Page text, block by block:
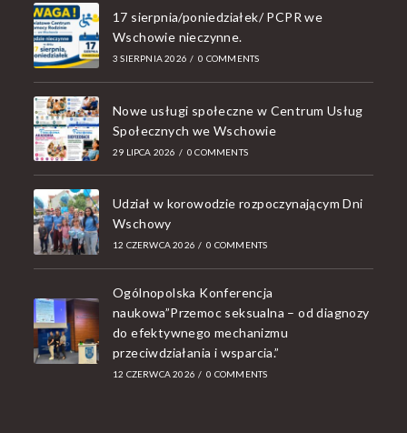
17 sierpnia/poniedziałek/ PCPR we
Wschowie nieczynne.
3 SIERPNIA 2026 / 0 COMMENTS
Nowe usługi społeczne w Centrum Usług
Społecznych we Wschowie
29 LIPCA 2026 / 0 COMMENTS
Udział w korowodzie rozpoczynającym Dni
Wschowy
12 CZERWCA 2026 / 0 COMMENTS
Ogólnopolska Konferencja
naukowa”Przemoc seksualna – od diagnozy
do efektywnego mechanizmu
przeciwdziałania i wsparcia.”
12 CZERWCA 2026 / 0 COMMENTS